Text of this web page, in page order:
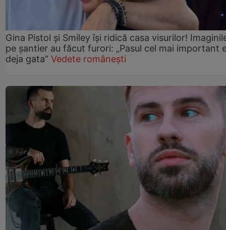
Gina Pistol și Smiley își ridică casa visurilor!
pe șantier au făcut furori: „Pasul cel mai important
deja gata” Vedete românești